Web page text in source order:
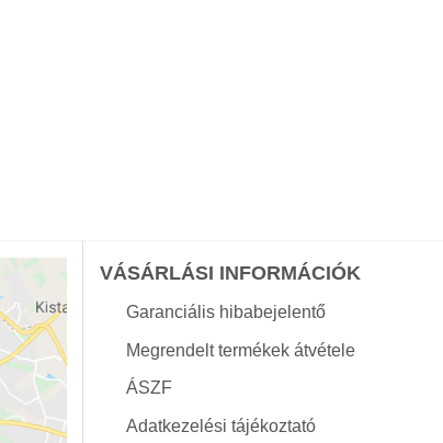
VÁSÁRLÁSI INFORMÁCIÓK
Garanciális hibabejelentő
Megrendelt termékek átvétele
ÁSZF
Adatkezelési tájékoztató